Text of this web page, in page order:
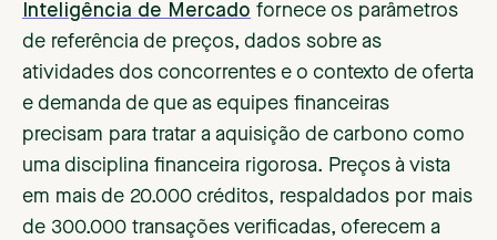
Inteligência de Mercado fornece os parâmetros
de referência de preços, dados sobre as
atividades dos concorrentes e o contexto de oferta
e demanda de que as equipes financeiras
precisam para tratar a aquisição de carbono como
uma disciplina financeira rigorosa. Preços à vista
em mais de 20.000 créditos, respaldados por mais
de 300.000 transações verificadas, oferecem a